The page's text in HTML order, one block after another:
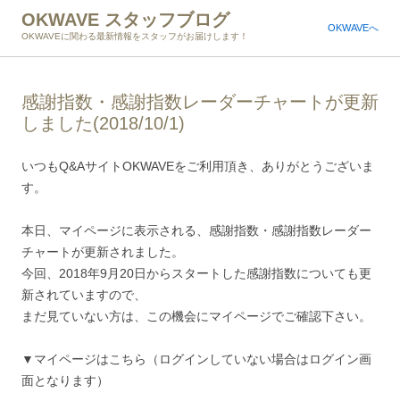
OKWAVE スタッフブログ
OKWAVEに関わる最新情報をスタッフがお届けします！
OKWAVEへ
感謝指数・感謝指数レーダーチャートが更新
しました(2018/10/1)
いつもQ&AサイトOKWAVEをご利用頂き、ありがとうございま
す。
本日、マイページに表示される、感謝指数・感謝指数レーダー
チャートが更新されました。
今回、2018年9月20日からスタートした感謝指数についても更
新されていますので、
まだ見ていない方は、この機会にマイページでご確認下さい。
▼マイページはこちら（ログインしていない場合はログイン画
面となります）